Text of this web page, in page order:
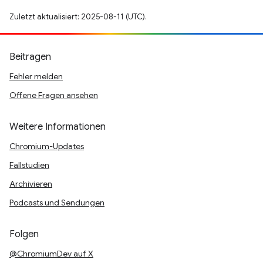
Zuletzt aktualisiert: 2025-08-11 (UTC).
Beitragen
Fehler melden
Offene Fragen ansehen
Weitere Informationen
Chromium-Updates
Fallstudien
Archivieren
Podcasts und Sendungen
Folgen
@ChromiumDev auf X